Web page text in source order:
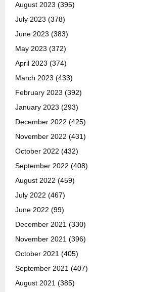
August 2023 (395)
July 2023 (378)
June 2023 (383)
May 2023 (372)
April 2023 (374)
March 2023 (433)
February 2023 (392)
January 2023 (293)
December 2022 (425)
November 2022 (431)
October 2022 (432)
September 2022 (408)
August 2022 (459)
July 2022 (467)
June 2022 (99)
December 2021 (330)
November 2021 (396)
October 2021 (405)
September 2021 (407)
August 2021 (385)